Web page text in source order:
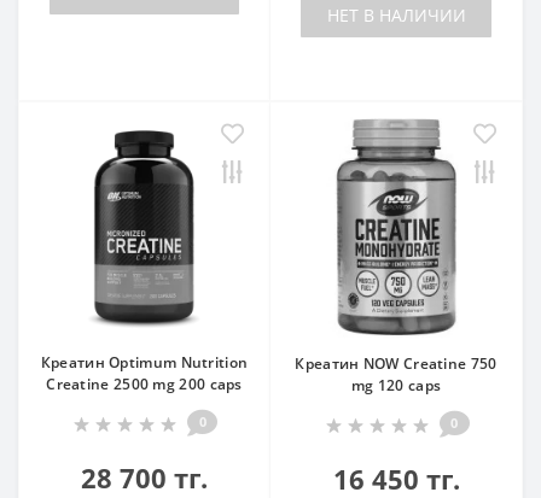
НЕТ В НАЛИЧИИ
Креатин Optimum Nutrition
Creatine 2500 mg 200 caps
0
28 700 тг.
Креатин NOW Creatine 750
mg 120 caps
0
16 450 тг.